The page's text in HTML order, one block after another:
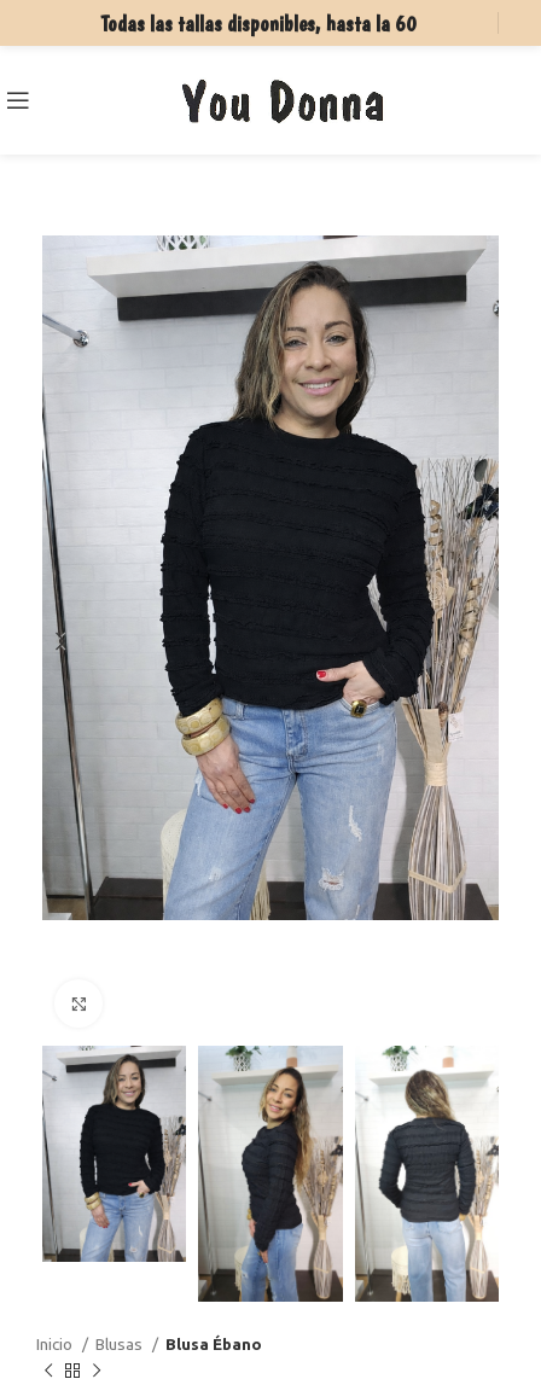
Todas las tallas disponibles, hasta la 60
Inicio Blusas Blusa Ébano